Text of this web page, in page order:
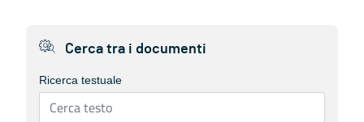
Cerca tra i documenti
Ricerca testuale